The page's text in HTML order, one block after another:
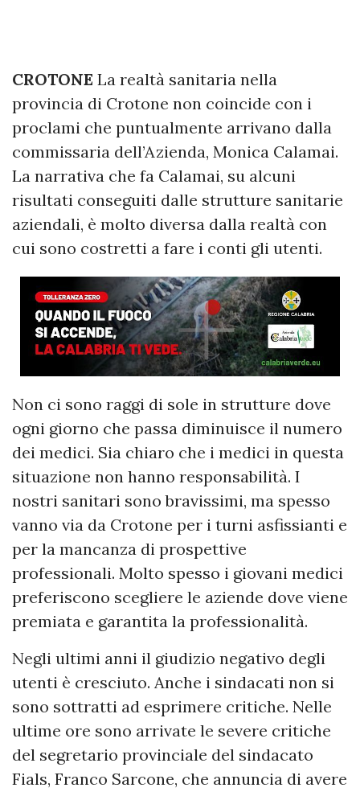
CROTONE La realtà sanitaria nella
provincia di Crotone non coincide con i
proclami che puntualmente arrivano dalla
commissaria dell’Azienda, Monica Calamai.
La narrativa che fa Calamai, su alcuni
risultati conseguiti dalle strutture sanitarie
aziendali, è molto diversa dalla realtà con
cui sono costretti a fare i conti gli utenti.
Non ci sono raggi di sole in strutture dove
ogni giorno che passa diminuisce il numero
dei medici. Sia chiaro che i medici in questa
situazione non hanno responsabilità. I
nostri sanitari sono bravissimi, ma spesso
vanno via da Crotone per i turni asfissianti e
per la mancanza di prospettive
professionali. Molto spesso i giovani medici
preferiscono scegliere le aziende dove viene
premiata e garantita la professionalità.
Negli ultimi anni il giudizio negativo degli
utenti è cresciuto. Anche i sindacati non si
sono sottratti ad esprimere critiche. Nelle
ultime ore sono arrivate le severe critiche
del segretario provinciale del sindacato
Fials, Franco Sarcone, che annuncia di avere